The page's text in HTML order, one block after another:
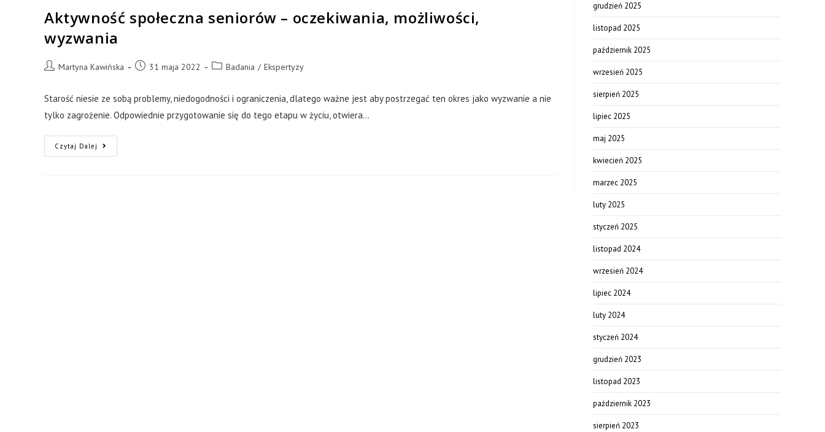
Aktywność społeczna seniorów – oczekiwania, możliwości,
wyzwania
Martyna Kawińska 31 maja 2022 Badania / Ekspertyzy
Starość niesie ze sobą problemy, niedogodności i ograniczenia, dlatego ważne jest aby postrzegać ten okres jako wyzwanie a nie
tylko zagrożenie. Odpowiednie przygotowanie się do tego etapu w życiu, otwiera…
Czytaj Dalej
grudzień 2025
listopad 2025
październik 2025
wrzesień 2025
sierpień 2025
lipiec 2025
maj 2025
kwiecień 2025
marzec 2025
luty 2025
styczeń 2025
listopad 2024
wrzesień 2024
lipiec 2024
luty 2024
styczeń 2024
grudzień 2023
listopad 2023
październik 2023
sierpień 2023